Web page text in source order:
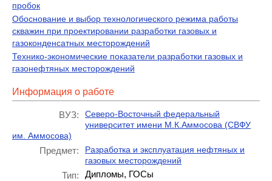
пробок
Обоснование и выбор технологического режима работы
скважин при проектировании разработки газовых и
газоконденсатных месторождений
Технико-экономические показатели разработки газовых и
газонефтяных месторождений
Информация о работе
ВУЗ:
Северо-Восточный федеральный
университет имени М.К.Аммосова (СВФУ
им. Аммосова)
Предмет:
Разработка и эксплуатация нефтяных и
газовых месторождений
Тип:
Дипломы, ГОСы